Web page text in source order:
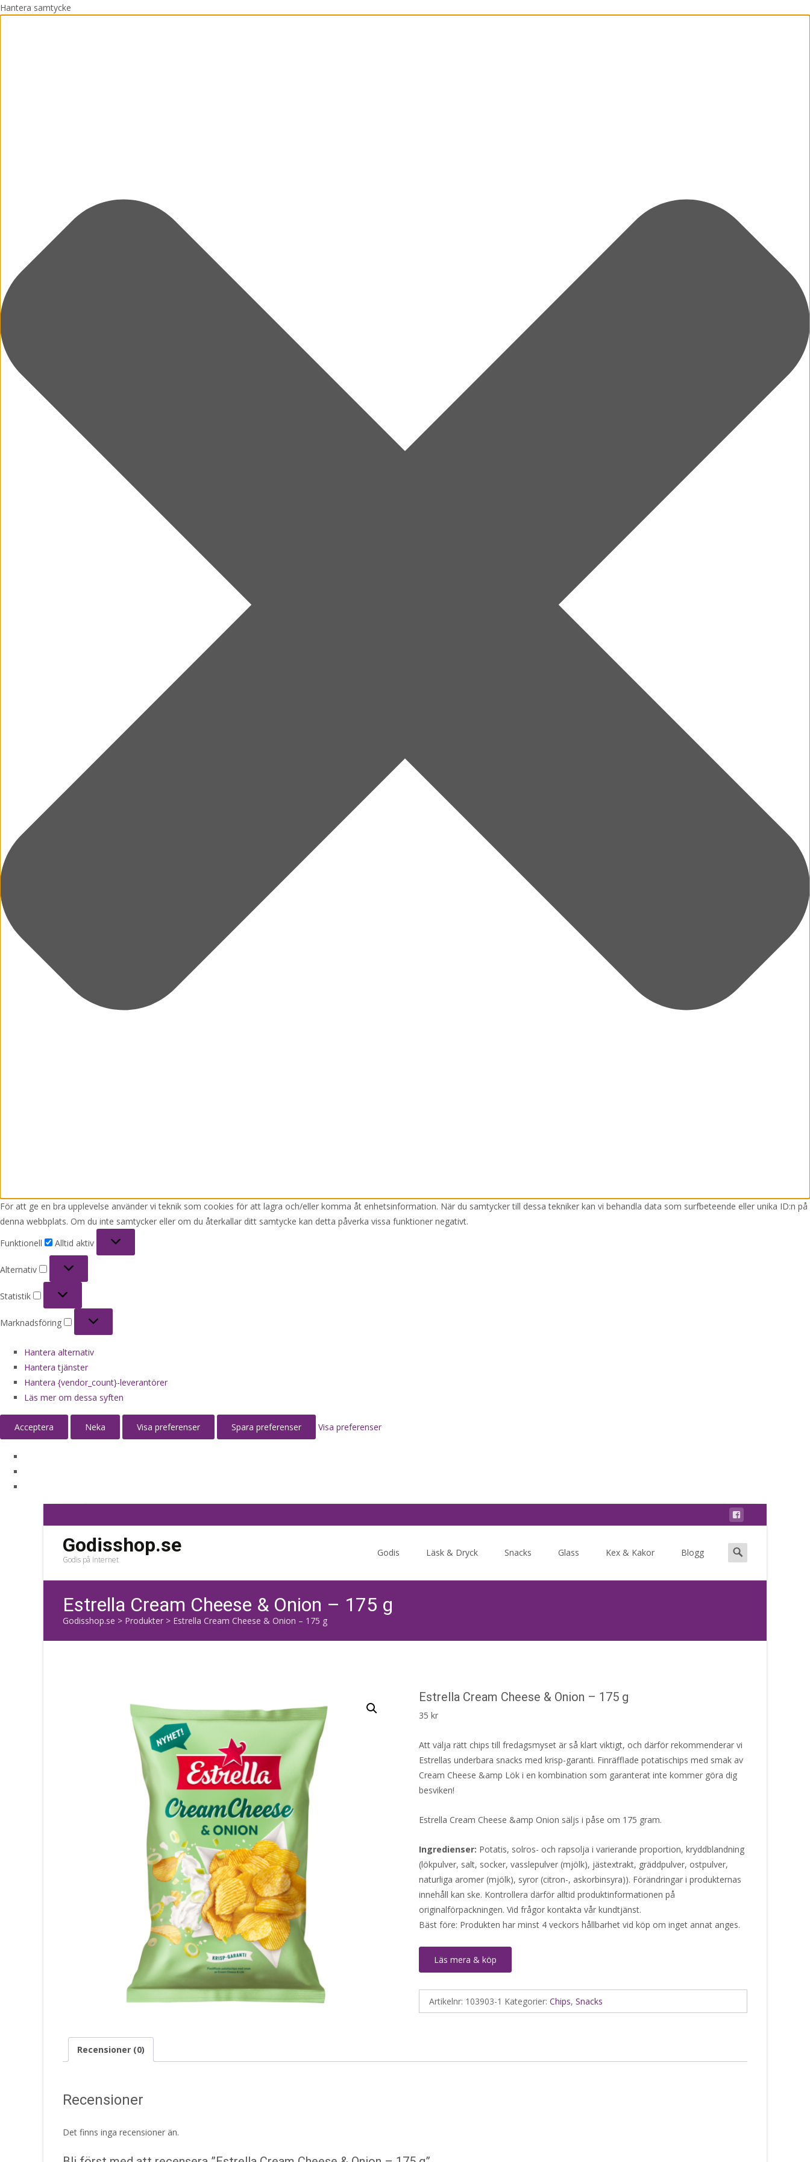
Hantera samtycke
För att ge en bra upplevelse använder vi teknik som cookies för att lagra och/eller komma åt enhetsinformation. När du samtycker till dessa tekniker kan vi behandla data som surfbeteende eller unika ID:n på
denna webbplats. Om du inte samtycker eller om du återkallar ditt samtycke kan detta påverka vissa funktioner negativt.
Funktionell
Alltid aktiv
Alternativ
Statistik
Marknadsföring
Hantera alternativ
Hantera tjänster
Hantera {vendor_count}-leverantörer
Läs mer om dessa syften
Acceptera Neka Visa preferenser Spara preferenser Visa preferenser
Godisshop.se
Godis på internet
Godis Läsk & Dryck Snacks Glass Kex & Kakor Blogg
Search
for:
Estrella Cream Cheese & Onion – 175 g
Godisshop.se > Produkter > Estrella Cream Cheese & Onion – 175 g
Estrella Cream Cheese & Onion – 175 g
35 kr
Att välja rätt chips till fredagsmyset är så klart viktigt, och därför rekommenderar vi
Estrellas underbara snacks med krisp-garanti. Finräfflade potatischips med smak av
Cream Cheese &amp Lök i en kombination som garanterat inte kommer göra dig
besviken!
Estrella Cream Cheese &amp Onion säljs i påse om 175 gram.
Ingredienser: Potatis, solros- och rapsolja i varierande proportion, kryddblandning
(lökpulver, salt, socker, vasslepulver (mjölk), jästextrakt, gräddpulver, ostpulver,
naturliga aromer (mjölk), syror (citron-, askorbinsyra)). Förändringar i produkternas
innehåll kan ske. Kontrollera därför alltid produktinformationen på
originalförpackningen. Vid frågor kontakta vår kundtjänst.
Bäst före: Produkten har minst 4 veckors hållbarhet vid köp om inget annat anges.
Läs mera & köp
Artikelnr: 103903-1 Kategorier: Chips, Snacks
Recensioner (0)
Recensioner
Det finns inga recensioner än.